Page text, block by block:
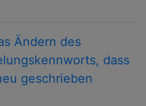
Ändern des
dass
geschrieben